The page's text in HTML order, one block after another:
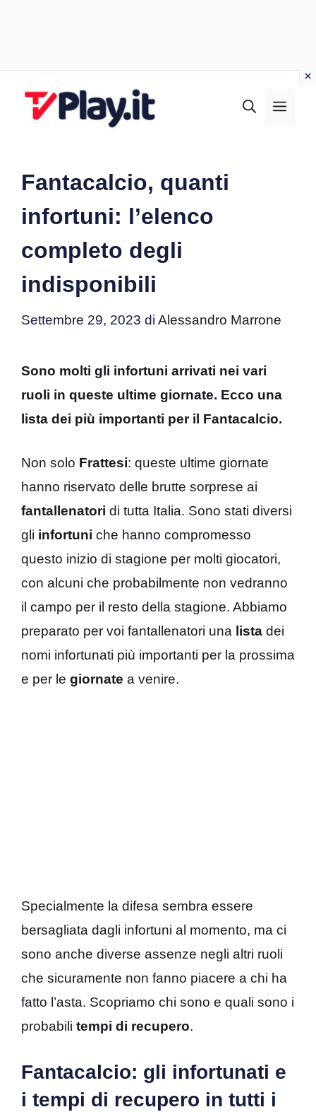
Fantacalcio, quanti
infortuni: l’elenco
completo degli
indisponibili
Settembre 29, 2023 di Alessandro Marrone
Sono molti gli infortuni arrivati nei vari
ruoli in queste ultime giornate. Ecco una
lista dei più importanti per il Fantacalcio.
Non solo Frattesi: queste ultime giornate
hanno riservato delle brutte sorprese ai
fantallenatori di tutta Italia. Sono stati diversi
gli infortuni che hanno compromesso
questo inizio di stagione per molti giocatori,
con alcuni che probabilmente non vedranno
il campo per il resto della stagione. Abbiamo
preparato per voi fantallenatori una lista dei
nomi infortunati più importanti per la prossima
e per le giornate a venire.
Specialmente la difesa sembra essere
bersagliata dagli infortuni al momento, ma ci
sono anche diverse assenze negli altri ruoli
che sicuramente non fanno piacere a chi ha
fatto l’asta. Scopriamo chi sono e quali sono i
probabili tempi di recupero.
Fantacalcio: gli infortunati e
i tempi di recupero in tutti i